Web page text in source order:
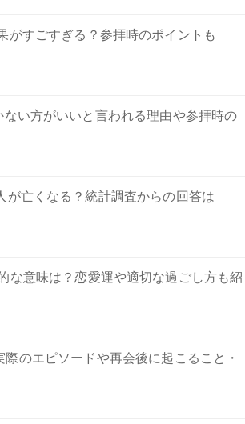
がすごすぎる？参拝時のポイントも
い方がいいと言われる理由や参拝時の
が亡くなる？統計調査からの回答は
な意味は？恋愛運や適切な過ごし方も紹
のエピソードや再会後に起こること・